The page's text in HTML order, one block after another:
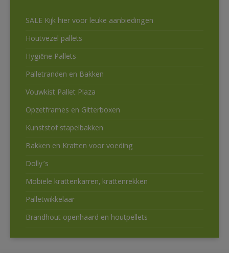
SALE Kijk hier voor leuke aanbiedingen
Houtvezel pallets
Hygiëne Pallets
Palletranden en Bakken
Vouwkist Pallet Plaza
Opzetframes en Gitterboxen
Kunststof stapelbakken
Bakken en Kratten voor voeding
Dolly’s
Mobiele krattenkarren, krattenrekken
Palletwikkelaar
Brandhout openhaard en houtpellets